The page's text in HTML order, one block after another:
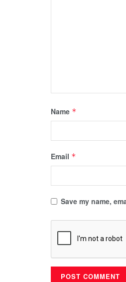
Name *
Email *
Save my name,